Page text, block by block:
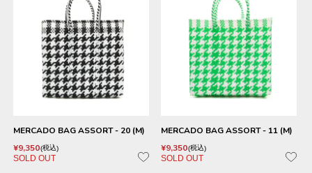
MERCADO BAG ASSORT - 20 (M)
¥9,350 税込
SOLD OUT
MERCADO BAG ASSORT - 11 (M)
¥9,350 税込
SOLD OUT